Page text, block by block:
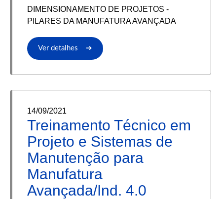
DIMENSIONAMENTO DE PROJETOS -
PILARES DA MANUFATURA AVANÇADA
Ver detalhes ➔
14/09/2021
Treinamento Técnico em
Projeto e Sistemas de
Manutenção para
Manufatura
Avançada/Ind. 4.0